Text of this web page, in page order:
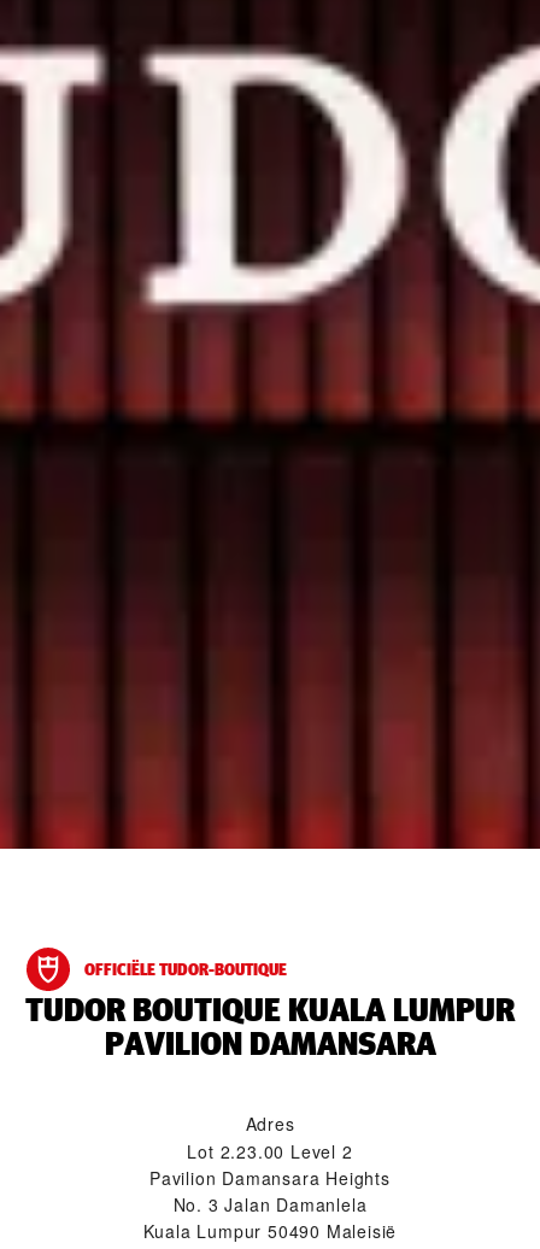
OFFICIËLE TUDOR-BOUTIQUE
‭TUDOR BOUTIQUE KUALA LUMPUR
PAVILION DAMANSARA‬
Adres
Lot 2.23.00 Level 2
Pavilion Damansara Heights
No. 3 Jalan Damanlela
Kuala Lumpur 50490 Maleisië